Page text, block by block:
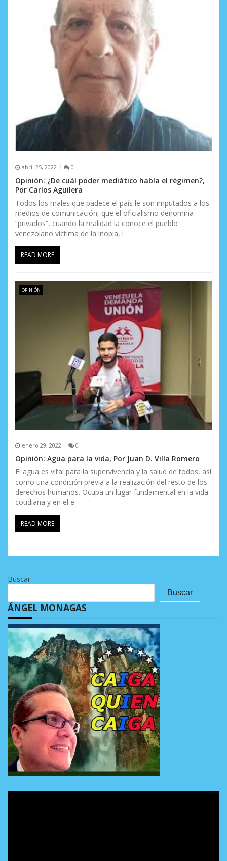
abril 25, 2022 0
Opinión: ¿De cuál poder mediático habla el régimen?,
Por Carlos Aguilera
Todos los males que padece el país le son imputados a los
medios de comunicación, que el oficialismo denomina
“privados”, cuando la realidad la conoce el pueblo
venezolano víctima de la inopia, i
READ MORE
OPINIÓN
enero 29, 2022 0
Opinión: Agua para la vida, Por Juan D. Villa Romero
El agua es vital para la supervivencia y la salud de todos, así
como una condición previa a la realización del resto de los
derechos humanos. Ocupa un lugar fundamental en la vida
cotidiana y en el e
READ MORE
Buscar
Buscar
ÁNGEL MONAGAS